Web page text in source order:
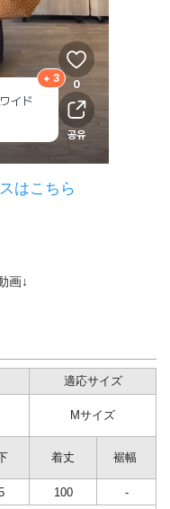
はこちら
画↓
適応サイズ
Mサイズ
着丈 裾幅
100
-